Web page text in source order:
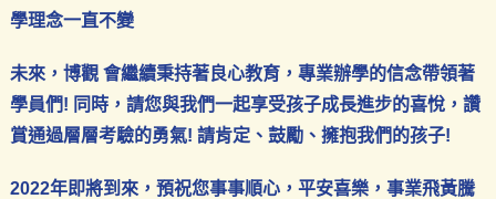
學理念一直不變
未來，博觀 會繼續秉持著良心教育，專業辦學的信念帶領著
學員們! 同時，請您與我們一起享受孩子成長進步的喜悅，讚
賞通過層層考驗的勇氣! 請肯定、鼓勵、擁抱我們的孩子!
2022年即將到來，預祝您事事順心，平安喜樂，事業飛黃騰